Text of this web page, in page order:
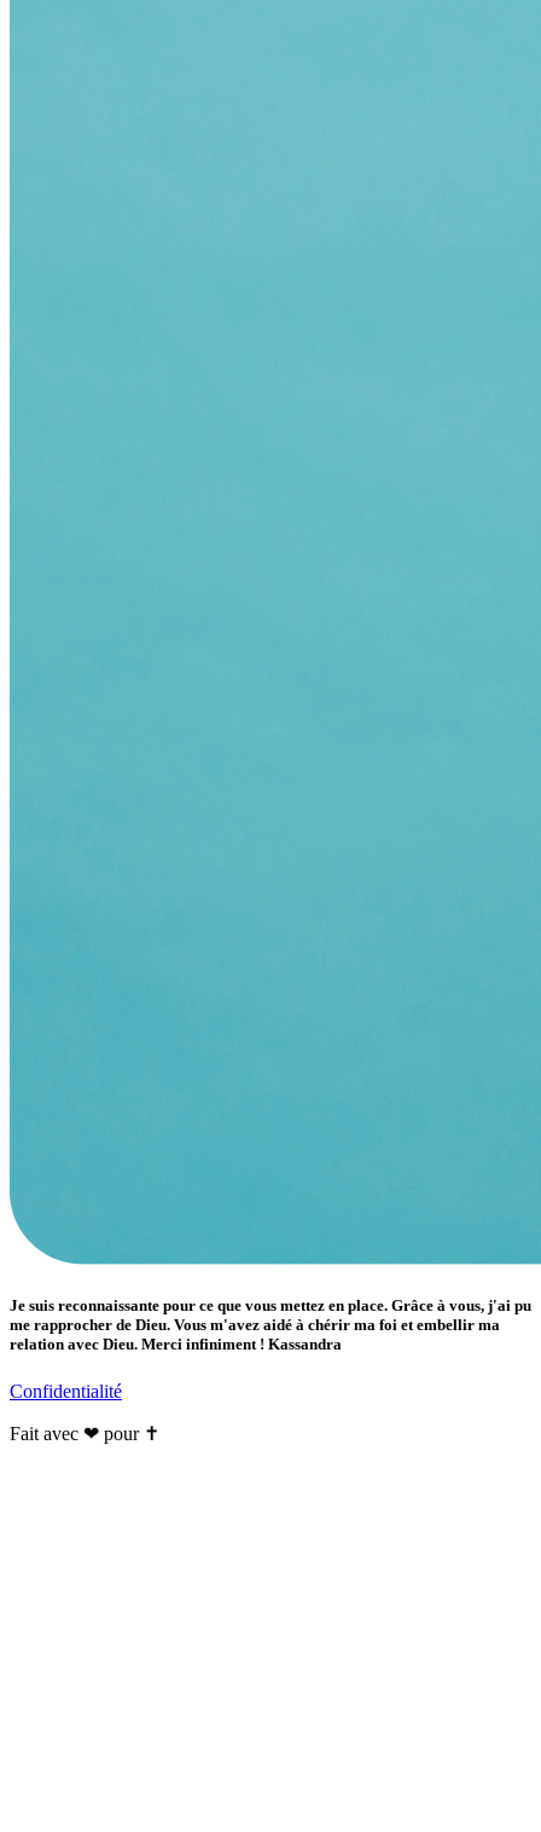
Je suis reconnaissante pour ce que vous mettez en place. Grâce à vous, j'ai pu
me rapprocher de Dieu. Vous m'avez aidé à chérir ma foi et embellir ma
relation avec Dieu. Merci infiniment ! Kassandra
Confidentialité
Fait avec ❤ pour ✝️️